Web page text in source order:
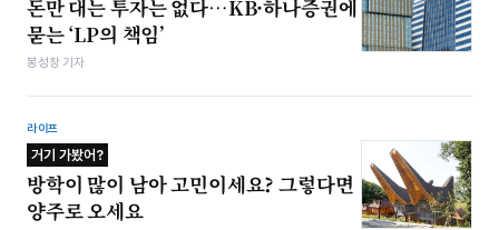
돈만 대는 투자는 없다…KB·하나증권에
묻는 ‘LP의 책임’
봉성창 기자
라이프
거기 가봤어?
방학이 많이 남아 고민이세요? 그렇다면
양주로 오세요